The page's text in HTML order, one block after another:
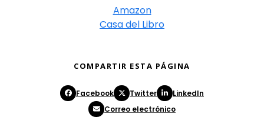
Amazon
Casa del Libro
COMPARTIR ESTA PÁGINA
Facebook Twitter
LinkedIn
Correo electrónico